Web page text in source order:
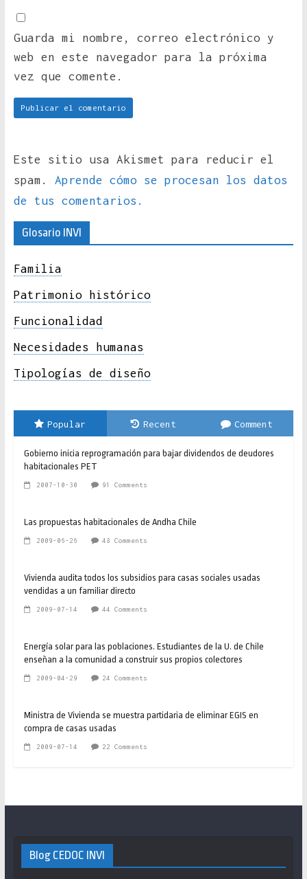
Guarda mi nombre, correo electrónico y
web en este navegador para la próxima
vez que comente.
Este sitio usa Akismet para reducir el
spam. Aprende cómo se procesan los datos
de tus comentarios.
Glosario INVI
Familia
Patrimonio histórico
Funcionalidad
Necesidades humanas
Tipologías de diseño
Popular Recent Comment
Gobierno inicia reprogramación para bajar dividendos de deudores
habitacionales PET
2007-10-30 91 Comments
Las propuestas habitacionales de Andha Chile
2009-06-26 48 Comments
Vivienda audita todos los subsidios para casas sociales usadas
vendidas a un familiar directo
2009-07-14 44 Comments
Energía solar para las poblaciones. Estudiantes de la U. de Chile
enseñan a la comunidad a construir sus propios colectores
2009-04-29 24 Comments
Ministra de Vivienda se muestra partidaria de eliminar EGIS en
compra de casas usadas
2009-07-14 22 Comments
Blog CEDOC INVI